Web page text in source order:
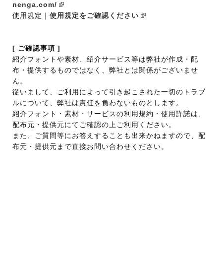
nenga.com/
使用規定｜ 使用規定をご確認ください
[ ご確認事項 ]
紹介フォントや素材、紹介サービス等は弊社が作成・配
布・提供するものではなく、弊社とは関係がございませ
ん。
従いまして、ご利用によって引き起こされた一切のトラブ
ルについて、弊社は責任を負わないものとします。
紹介フォント・素材・サービスの利用規約・使用許諾は、
配布元・提供元にてご確認の上ご利用ください。
また、ご質問等にお答えすることも出来かねますので、配
布元・提供元まで直接お問い合わせください。